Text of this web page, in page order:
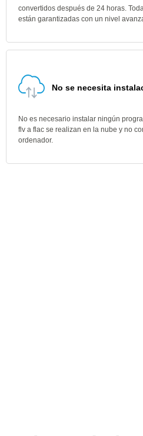
convertidos después de 24 horas.
están garantizadas con un nivel
No se necesita
No es necesario instalar ningún
flv a flac se realizan en la nube y no
ordenador.